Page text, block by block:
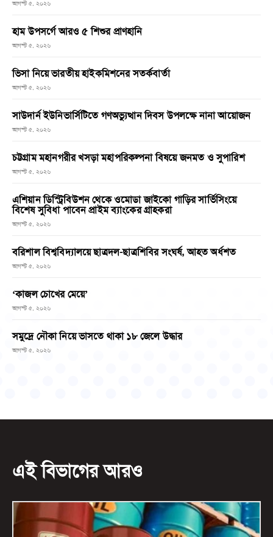
আগস্ট ৫, ২০২৬
হাম উপসর্গে আরও ৫ শিশুর প্রাণহানি
আগস্ট ৫, ২০২৬
ভিসা নিয়ে ভারতীয় হাইকমিশনের সতর্কবার্তা
আগস্ট ৫, ২০২৬
সাউদার্ন ইউনিভার্সিটিতে গণঅভ্যুত্থান দিবস উপলক্ষে নানা আয়োজন
আগস্ট ৫, ২০২৬
চট্টগ্রাম মহানগরীর খসড়া মহাপরিকল্পনা বিষয়ে জনমত ও সুপারিশ
আগস্ট ৫, ২০২৬
এশিয়ান ডিস্ট্রিবিউশন থেকে ওমোডা জাইকো গাড়ির সার্ভিসিংয়ে
বিশেষ সুবিধা পাবেন প্রাইম ব্যাংকের গ্রাহকরা
আগস্ট ৫, ২০২৬
বরিশাল বিশ্ববিদ্যালয়ে ছাত্রদল-ছাত্রশিবির সংঘর্ষ, আহত অর্ধশত
আগস্ট ৫, ২০২৬
‘কাজল চোখের মেয়ে’
আগস্ট ৫, ২০২৬
সমুদ্রে নৌকা নিয়ে ভাসতে থাকা ১৮ জেলে উদ্ধার
আগস্ট ৫, ২০২৬
এই বিভাগের আরও